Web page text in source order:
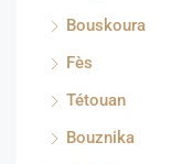
Bouskoura
Fès
Tétouan
Bouznika